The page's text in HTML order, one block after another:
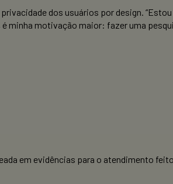
dos usuários por design.
minha motivação maior: fazer uma
em evidências para o atendimento